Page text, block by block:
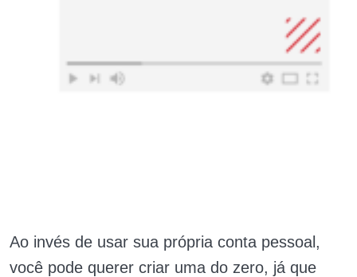
Ao invés de usar sua própria conta pessoal,
você pode querer criar uma do zero, já que